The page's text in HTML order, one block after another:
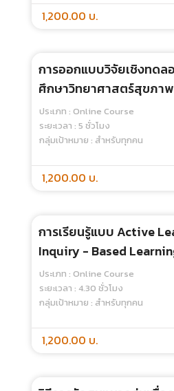
การนำเสนอและสร้างภาพ
วิจัยทางการศึกษาวิทยา
(Data Presentation
Health Science
Course
ประเภท : Online Course
ระยะเวลา : 5 ชั่วโมง
กลุ่มเป้าหมาย : สำหรับทุกคน
1,200.00 บ.